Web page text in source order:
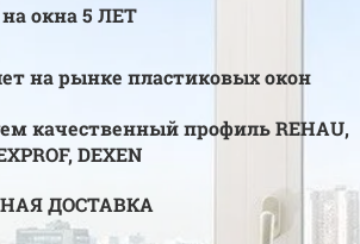
окна 5 ЛЕТ
на рынке пластиковых окон
качественный профиль REHAU,
DEXEN
ДОСТАВКА